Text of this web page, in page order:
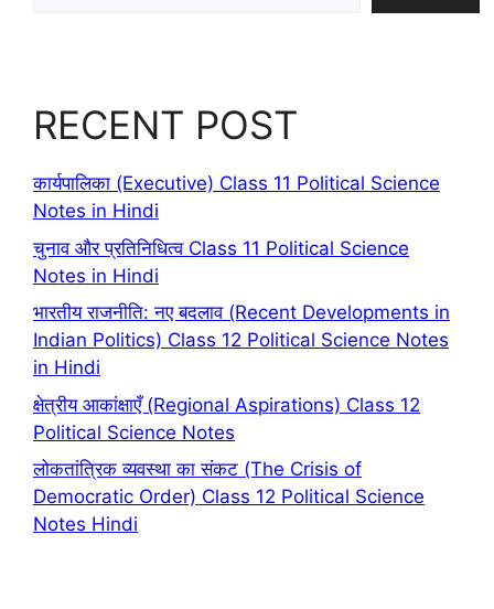
RECENT POST
कार्यपालिका (Executive) Class 11 Political Science
Notes in Hindi
चुनाव और प्रतिनिधित्व Class 11 Political Science
Notes in Hindi
भारतीय राजनीति: नए बदलाव (Recent Developments in
Indian Politics) Class 12 Political Science Notes
in Hindi
क्षेत्रीय आकांक्षाएँ (Regional Aspirations) Class 12
Political Science Notes
लोकतांत्रिक व्यवस्था का संकट (The Crisis of
Democratic Order) Class 12 Political Science
Notes Hindi